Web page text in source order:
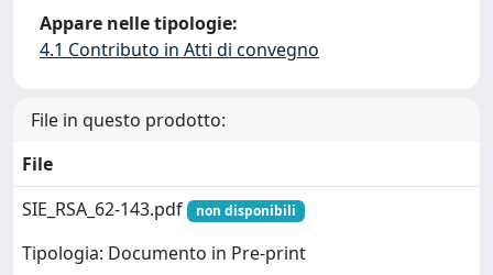
Appare nelle tipologie:
4.1 Contributo in Atti di convegno
File in questo prodotto:
File
SIE_RSA_62-143.pdf
non disponibili
Tipologia: Documento in Pre-print